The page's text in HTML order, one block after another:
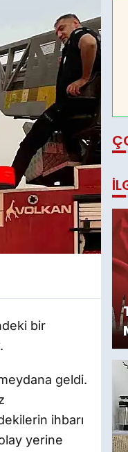
bir
geldi.
ihbarı
yerine